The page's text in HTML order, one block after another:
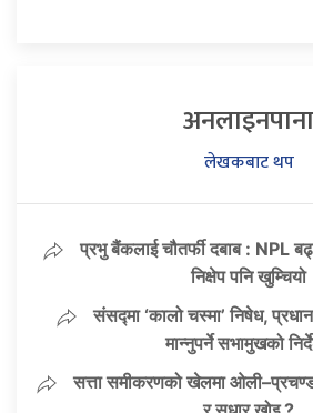
अनलाइनपाना
लेखकबाट थप
प्रभु बैंकलाई चौतर्फी दबाब : NPL
निक्षेप पनि खुम्चियो
संसद्मा ‘कालो चस्मा’ निषेध,
मान्नुपर्ने सभामुखको
सत्ता समीकरणको खेलमा